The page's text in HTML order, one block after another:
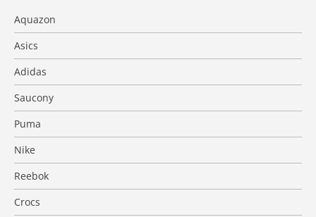
Aquazon
Asics
Adidas
Saucony
Puma
Nike
Reebok
Crocs